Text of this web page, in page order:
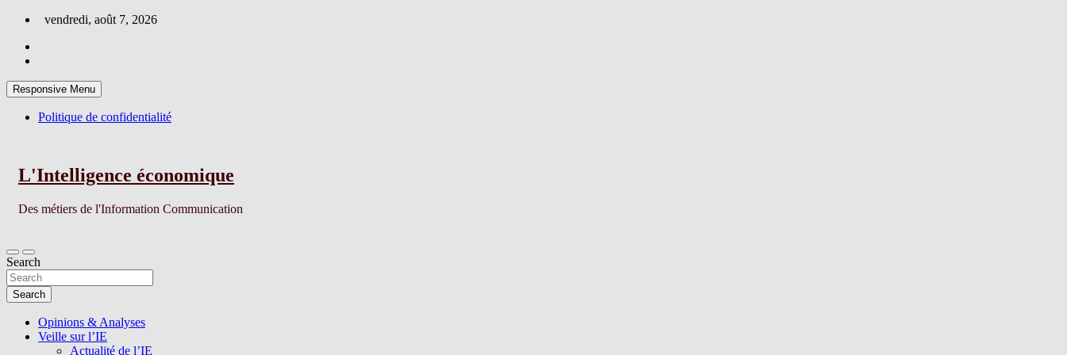
Skip
content
vendredi, août 7, 2026
Responsive Menu
Politique de confidentialité
L'Intelligence économique
Des métiers de l'Information Communication
Search
Search
Opinions & Analyses
Veille sur l’IE
Actualité de l’IE